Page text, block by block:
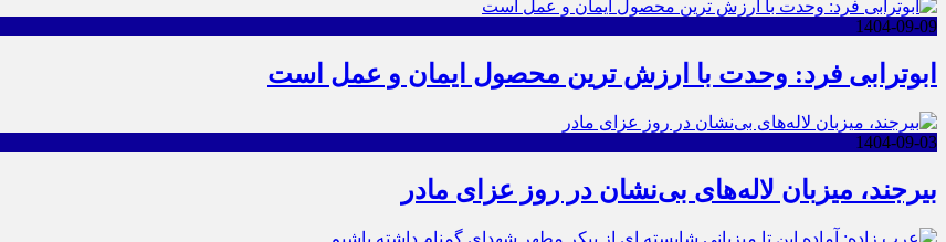
1404-09-09
ابوترابی فرد: وحدت با ارزش ترین محصول ایمان و عمل است
1404-09-03
بیرجند، میزبان لاله‌های بی‌نشان در روز عزای مادر